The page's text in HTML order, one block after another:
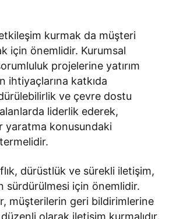
kurmak da müşteri
için önemlidir. Kurumsal
projelerine yatırım
ihtiyaçlarına katkıda
ve çevre dostu
liderlik ederek,
yaratma konusundaki
dürüstlük ve sürekli iletişim,
sürdürülmesi için önemlidir.
müşterilerin geri bildirimlerine
olarak iletişim kurmalıdır.